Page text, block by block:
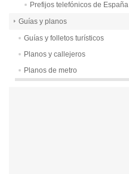
Prefijos telefónicos de España
Guías y planos
Guías y folletos turísticos
Planos y callejeros
Planos de metro